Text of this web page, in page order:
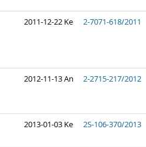
2011-12-22 Ke 2-7071-618/2011
2012-11-13 An 2-2715-217/2012
2013-01-03 Ke 2S-106-370/2013